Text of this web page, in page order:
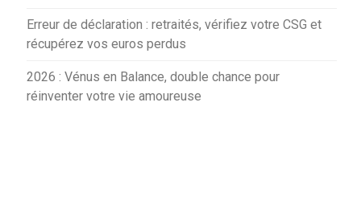
Erreur de déclaration : retraités, vérifiez votre CSG et
récupérez vos euros perdus
2026 : Vénus en Balance, double chance pour
réinventer votre vie amoureuse